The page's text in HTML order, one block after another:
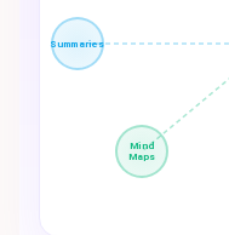
Summaries
Mind
Maps